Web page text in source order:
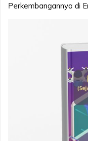
Perkembangannya di